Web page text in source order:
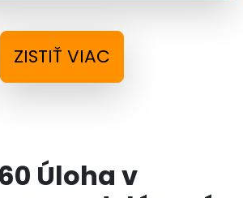
ZISTIŤ VIAC
Úloha v